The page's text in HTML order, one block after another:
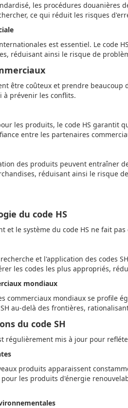
les procédures douanières
ce qui réduit les risques
est essentiel. Le code
réduisant ainsi le risque de
être coûteux et prendre beaucoup
prévenir les conflits.
les produits, le code HS garantit
entre les partenaires
des produits peuvent entraîner
réduisant ainsi le risque
du code HS
et le système du code HS ne fait pas
et l'application des codes
les codes les plus appropriés,
mondiaux
commerciaux mondiaux se profile
au-delà des frontières,
du code SH
régulièrement mis à jour pour
produits apparaissent
les produits d'énergie